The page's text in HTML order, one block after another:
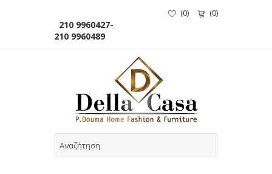
210 9960427-
210 9960489
(0) (0)